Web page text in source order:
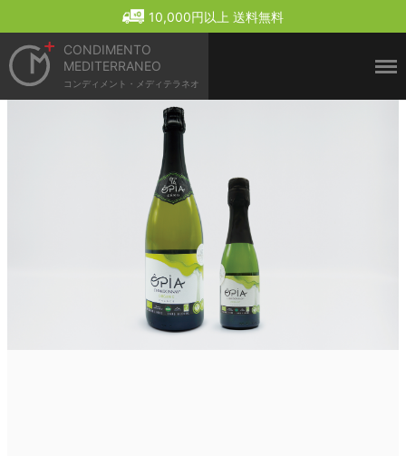
10,000円以上 送料無料
CONDIMENTO
MEDITERRANEO
コンディメント・メディテラネオ